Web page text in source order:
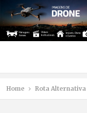
Home Rota Alternativa